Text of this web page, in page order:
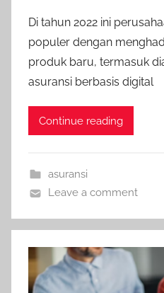
Di tahun 2022 ini
populer dengan
produk baru, termasuk
asuransi berbasis digital
Continue reading
asuransi
Leave a comment